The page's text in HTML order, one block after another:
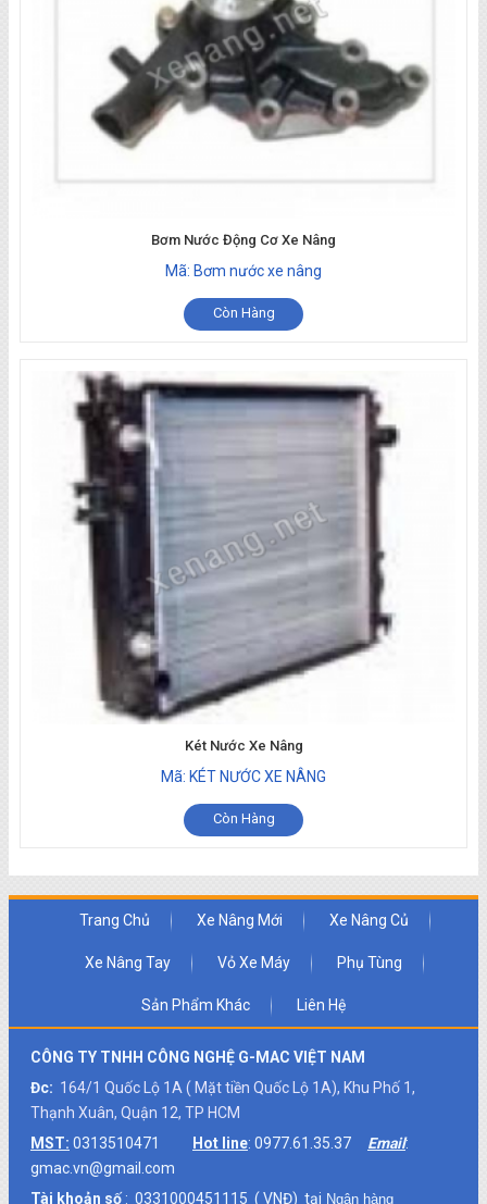
Bơm Nước Động Cơ Xe Nâng
Mã: Bơm nước xe nâng
Còn Hàng
Két Nước Xe Nâng
Mã: KÉT NƯỚC XE NÂNG
Còn Hàng
Trang Chủ Xe Nâng Mới Xe Nâng Củ
Xe Nâng Tay Vỏ Xe Máy Phụ Tùng
Sản Phẩm Khác Liên Hệ
CÔNG TY TNHH CÔNG NGHỆ G-MAC VIỆT NAM
Đc: 164/1 Quốc Lộ 1A ( Mặt tiền Quốc Lộ 1A), Khu Phố 1,
Thạnh Xuân, Quận 12, TP HCM
MST: 0313510471 Hot line: 0977.61.35.37 Email:
gmac.vn@gmail.com
Tài khoản số : 0331000451115 ( VNĐ) tại Ngân hàng